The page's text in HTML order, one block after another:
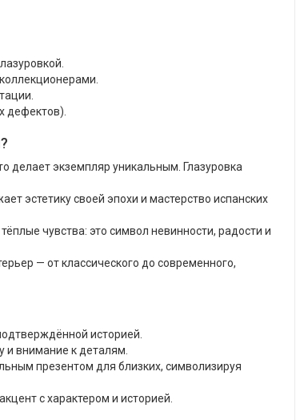
дефектов).
делает экземпляр уникальным. Глазуровка
эстетику своей эпохи и мастерство испанских
чувства: это символ невинности, радости и
— от классического до современного,
историей.
и внимание к деталям.
презентом для близких, символизируя
с характером и историей.